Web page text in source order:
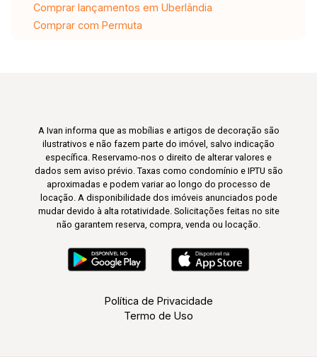
Comprar lançamentos em Uberlândia
Comprar com Permuta
A Ivan informa que as mobílias e artigos de decoração são
ilustrativos e não fazem parte do imóvel, salvo indicação
específica. Reservamo-nos o direito de alterar valores e
dados sem aviso prévio. Taxas como condomínio e IPTU são
aproximadas e podem variar ao longo do processo de
locação. A disponibilidade dos imóveis anunciados pode
mudar devido à alta rotatividade. Solicitações feitas no site
não garantem reserva, compra, venda ou locação.
Política de Privacidade
Termo de Uso